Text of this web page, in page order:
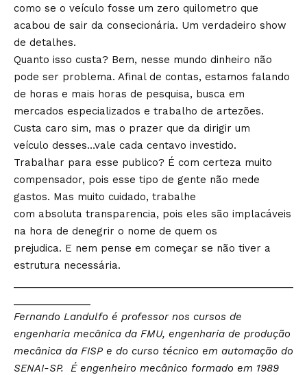
como se o veículo fosse um zero quilometro que
acabou de sair da consecionária. Um verdadeiro show
de detalhes.
Quanto isso custa? Bem, nesse mundo dinheiro não
pode ser problema. Afinal de contas, estamos falando
de horas e mais horas de pesquisa, busca em
mercados especializados e trabalho de artezões.
Custa caro sim, mas o prazer que da dirigir um
veículo desses…vale cada centavo investido.
Trabalhar para esse publico? É com certeza muito
compensador, pois esse tipo de gente não mede
gastos. Mas muito cuidado, trabalhe
com absoluta transparencia, pois eles são implacáveis
na hora de denegrir o nome de quem os
prejudica. E nem pense em começar se não tiver a
estrutura necessária.
Fernando Landulfo é professor nos cursos de
engenharia mecânica da FMU, engenharia de produção
mecânica da FISP e do curso técnico em automação do
SENAI-SP. É engenheiro mecânico formado em 1989